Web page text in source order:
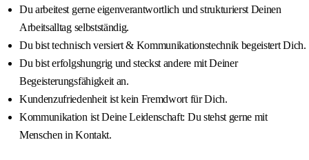
Du arbeitest gerne eigenverantwortlich und strukturierst Deinen
Arbeitsalltag selbstständig.
Du bist technisch versiert & Kommunikationstechnik begeistert Dich.
Du bist erfolgshungrig und steckst andere mit Deiner
Begeisterungsfähigkeit an.
Kundenzufriedenheit ist kein Fremdwort für Dich.
Kommunikation ist Deine Leidenschaft: Du stehst gerne mit
Menschen in Kontakt.